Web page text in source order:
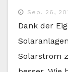
Sep. 26,
Dank der
Solarstrom